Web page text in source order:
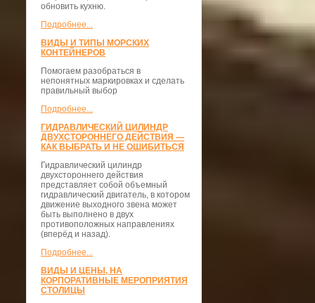
обновить кухню.
Подробнее...
ВИДЫ И ТИПЫ МОРСКИХ
КОНТЕЙНЕРОВ
Помогаем разобраться в
непонятных маркировках и сделать
правильный выбор
Подробнее...
ГИДРАВЛИЧЕСКИЙ ЦИЛИНДР
ДВУХСТОРОННЕГО ДЕЙСТВИЯ —
КАК ВЫБРАТЬ И НЕ ОШИБИТЬСЯ
Гидравлический цилиндр
двухстороннего действия
представляет собой объемный
гидравлический двигатель, в котором
движение выходного звена может
быть выполнено в двух
противоположных направлениях
(вперёд и назад).
Подробнее...
ВИДЫ И ЦЕНЫ, НА
КОРПОРАТИВНЫЕ МЕРОПРИЯТИЯ
СТОЛИЦЫ